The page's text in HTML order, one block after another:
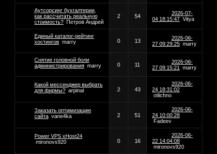
Аутсорсинг бухгалтерии,
как рассчитать реальную
стоимость? Петров Андрей
2 54
2026-07-
04 18:15:47 Vitya
Единый каталог-рейтинг
хостингов marry 0 13
2026-06-
27 09:29:25 marry
Снятие головной боли
администрирования marry 0 11
2026-06-
27 09:15:21
marry
Какой мессенджер выбрать
для фирмы? arpinal 2 43
2026-06-
24 18:31:02
otlichno
Заказать оптимизацию
сайта vane4ka 2 51
2026-06-
24 10:00:28
Fadeev
Power VPS xHost24
mironovs920
0 16
2026-06-
22 14:04:08
mironovs920